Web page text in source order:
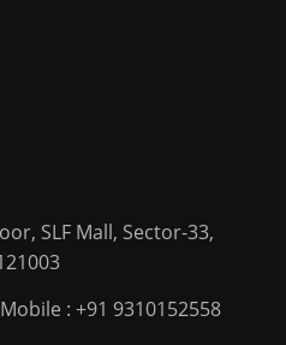
SLF Mall, Sector-33,
: +91 9310152558